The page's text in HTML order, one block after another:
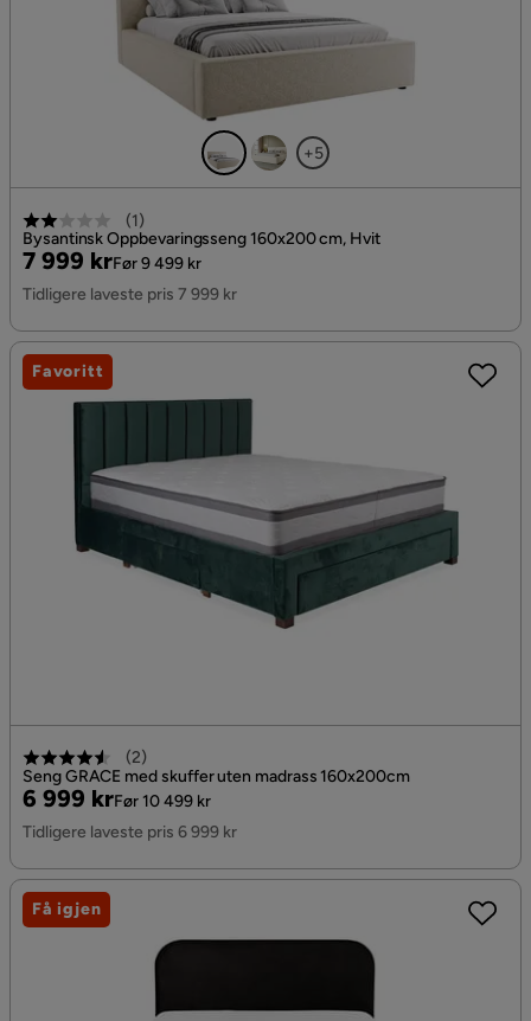
+5
(1)
Bysantinsk Oppbevaringsseng 160x200 cm, Hvit
Pris
7 999 kr
Original
Pris
Før 9 499 kr
Tidligere laveste pris 7 999 kr
(2)
Seng GRACE med skuffer uten madrass 160x200cm
Pris
6 999 kr
Original
Pris
Før 10 499 kr
Tidligere laveste pris 6 999 kr
Favoritt
Få igjen